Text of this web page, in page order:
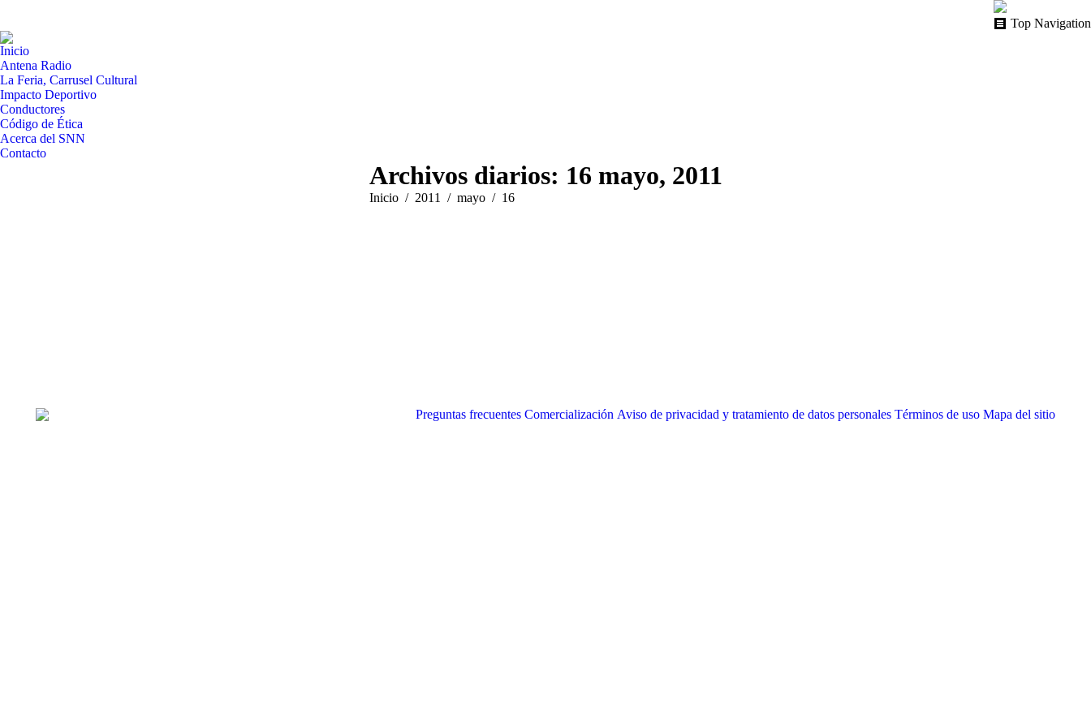
Top Navigation
Inicio
Antena Radio
La Feria, Carrusel Cultural
Impacto Deportivo
Conductores
Código de Ética
Acerca del SNN
Contacto
Archivos diarios: 16 mayo, 2011
Estás aquí:
Inicio 2011 mayo 16
Preguntas frecuentes Comercialización Aviso de privacidad y tratamiento de datos personales Términos de uso Mapa del sitio